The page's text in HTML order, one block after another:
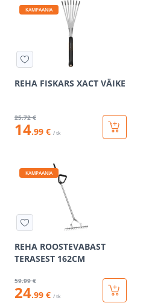
KAMPAANIA
REHA FISKARS XACT VÄIKE
25.72 €
14.99 € / tk
KAMPAANIA
REHA ROOSTEVABAST
TERASEST 162CM
59.99 €
24.99 € / tk